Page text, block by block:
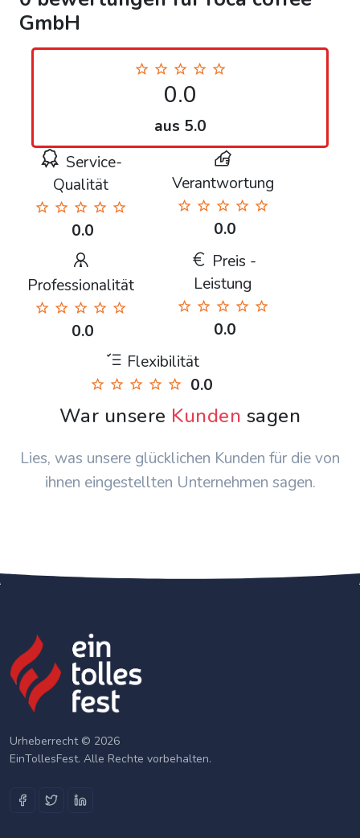
GmbH
0.0
aus 5.0
Service-
Qualität
0.0
Verantwortung
0.0
Professionalität
0.0
Preis -
Leistung
0.0
Flexibilität
0.0
War unsere Kunden sagen
Lies, was unsere glücklichen Kunden für die von
ihnen eingestellten Unternehmen sagen.
Urheberrecht © 2026
EinTollesFest. Alle Rechte vorbehalten.